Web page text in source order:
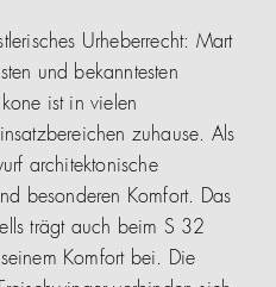
Urheberrecht: Mart
und bekanntesten
ist in vielen
zuhause. Als
architektonische
besonderen Komfort. Das
trägt auch beim S 32
Komfort bei. Die